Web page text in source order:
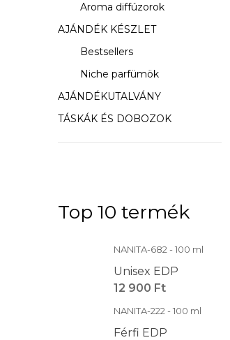
Aroma diffúzorok
AJÁNDÉK KÉSZLET
Bestsellers
Niche parfümök
AJÁNDÉKUTALVÁNY
TÁSKÁK ÉS DOBOZOK
Top 10 termék
NANITA-682 - 100 ml
Unisex EDP
12 900 Ft
NANITA-222 - 100 ml
Férfi EDP